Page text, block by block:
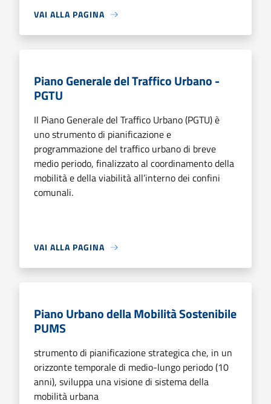
VAI ALLA PAGINA
Piano Generale del Traffico Urbano -
PGTU
Il Piano Generale del Traffico Urbano (PGTU) è
uno strumento di pianificazione e
programmazione del traffico urbano di breve
medio periodo, finalizzato al coordinamento della
mobilità e della viabilità all’interno dei confini
comunali.
VAI ALLA PAGINA
Piano Urbano della Mobilità Sostenibile
PUMS
strumento di pianificazione strategica che, in un
orizzonte temporale di medio-lungo periodo (10
anni), sviluppa una visione di sistema della
mobilità urbana